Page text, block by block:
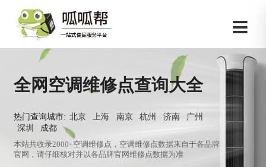
全网空调维修点查询大全
热门查询城市: 北京 上海 南京 杭州 济南
广州
深圳
成都
本站共收录2000+空调维修点，空调维修点数据来自于各品牌
官网，请仔细核对并以各品牌官网维修点数据为准